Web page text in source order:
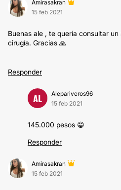
Amirasakran
15 feb 2021
Buenas ale , te quería consultar
cirugía. Gracias 🙏
Responder
AL
Alepariveros96
15 feb 2021
145.000 pesos 😁
Responder
Amirasakran
15 feb 2021